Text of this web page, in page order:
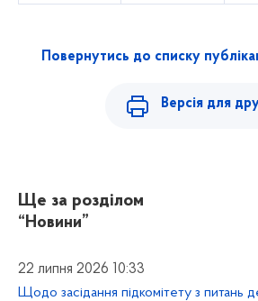
Повернутись до списку
Версія для
Ще за розділом
“Новини”
22 липня 2026 10:33
Щодо засідання підкомітету з питань